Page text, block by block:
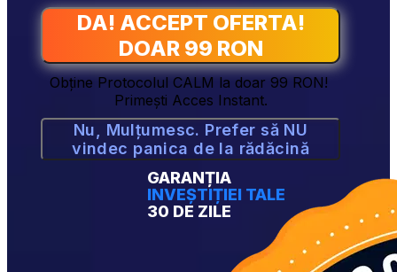
DA! ACCEPT OFERTA!
DOAR 99 RON
Obține Protocolul CALM la doar 99 RON!
Primești Acces Instant.
Nu, Mulțumesc. Prefer să NU
vindec panica de la rădăcină
GARANȚIA
INVEȘTIȚIEI TALE
30 DE ZILE